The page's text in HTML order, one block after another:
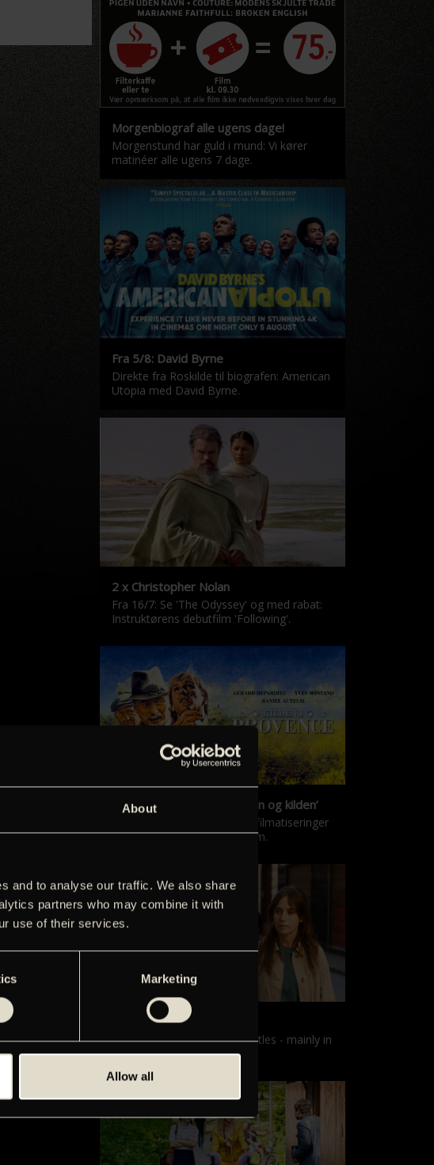
About
and to analyse our traffic. We also share
partners who may combine it with
use of their services.
Marketing
Allow all
Morgenbiograf alle ugens dage!
Morgenstund har guld i mund: Vi kører
matinéer alle ugens 7 dage.
Fra 5/8: David Byrne
Direkte fra Roskilde til biografen: American
Utopia med David Byrne.
2 x Christopher Nolan
Fra 16/7: Se 'The Odyssey' og med rabat:
Instruktørens debutfilm 'Following'.
‘Kilden i Provence’ & ‘Manon og kilden’
De klassiske Marcel Pagnol-filmatiseringer
er tilbage i nyrestaureret form.
Films with English subtitles
Screenings with English subtitles - mainly in
our sister cinema, Gloria.